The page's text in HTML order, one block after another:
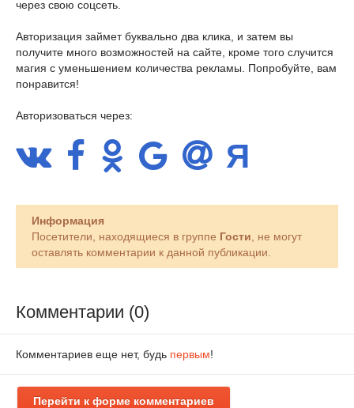
через свою соцсеть.
Авторизация займет буквально два клика, и затем вы
получите много возможностей на сайте, кроме того случится
магия с уменьшением количества рекламы. Попробуйте, вам
понравится!
Авторизоваться через:
Информация
Посетители, находящиеся в группе Гости, не могут
оставлять комментарии к данной публикации.
Комментарии (0)
Комментариев еще нет, будь первым!
Перейти к форме комментариев